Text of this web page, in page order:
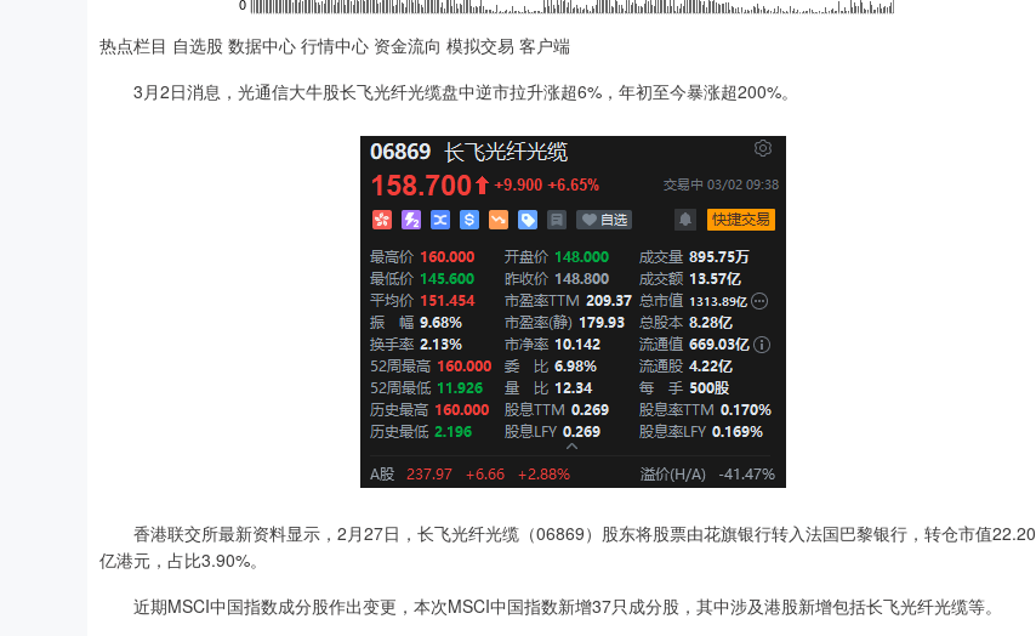
热点栏目 自选股 数据中心 行情中心 资金流向 模拟交易 客户端
3月2日消息，光通信大牛股长飞光纤光缆盘中逆市拉升涨超6%，年初至今暴涨超200%。
香港联交所最新资料显示，2月27日，长飞光纤光缆（06869）股东将股票由花旗银行转入法国巴黎银行，转仓市值22.20
亿港元，占比3.90%。
近期MSCI中国指数成分股作出变更，本次MSCI中国指数新增37只成分股，其中涉及港股新增包括长飞光纤光缆等。